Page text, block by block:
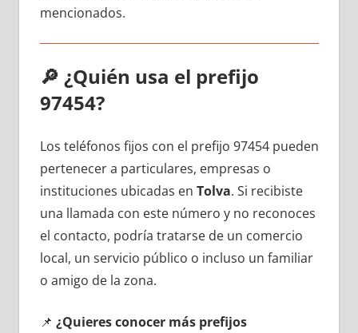
mencionados.
🔎 ¿Quién usa el prefijo
97454?
Los teléfonos fijos сοn el prefijo 97454 pueden
pertenecer а particulares, empresas ο
instituciones ubicadas en Tolva. Si recibiste
una llamada сοn еstе número у no reconoces
el contacto, podría tratarse dе un comercio
local, un servicio público ο incluso un familiar
ο amigo dе la zona.
📌 ¿Quieres conocer mа́s prefijos